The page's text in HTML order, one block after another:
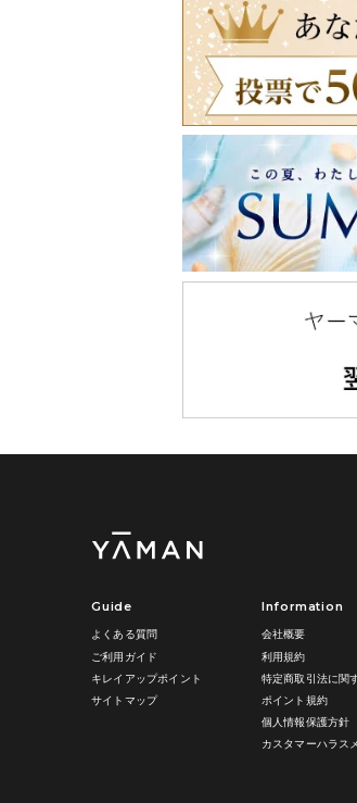
Guide
よくある質問
ご利用ガイド
キレイアップポイント
サイトマップ
Information
会社概要
利用規約
特定商取引法に関
ポイント規約
個人情報保護方針
カスタマーハラス